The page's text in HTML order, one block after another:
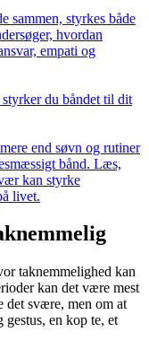
sammen, styrkes både
hvordan
empati og
du båndet til dit
end søvn og rutiner
bånd. Læs,
kan styrke
livet.
taknemmelighed kan
kan det være mest
svære, men om at
en kop te, et